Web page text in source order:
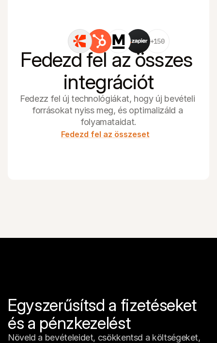
+150
Fedezd fel az összes
integrációt
Fedezz fel új technológiákat, hogy új bevételi
forrásokat nyiss meg, és optimalizáld a
folyamataidat.
Fedezd fel az összeset
Egyszerűsítsd a fizetéseket
és a pénzkezelést
Növeld a bevételeidet, csökkentsd a költségeket,